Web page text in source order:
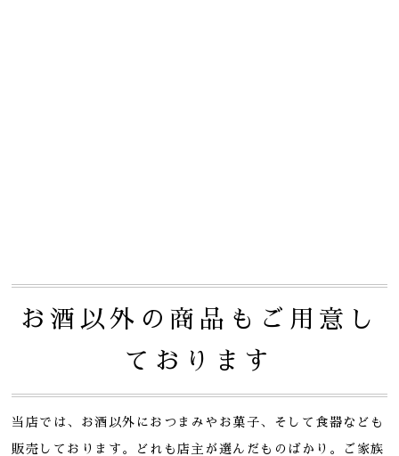
お酒以外の商品もご用意し
ております
当店では、お酒以外におつまみやお菓子、そして食器なども
販売しております。 どれも店主が選んだものばかり。ご家族